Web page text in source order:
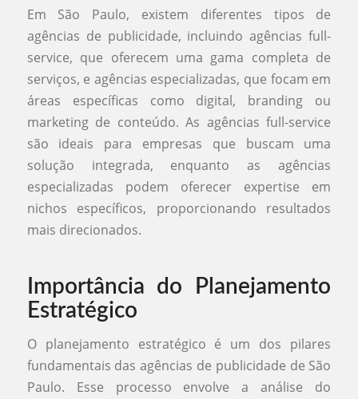
Em São Paulo, existem diferentes tipos de
agências de publicidade, incluindo agências full-
service, que oferecem uma gama completa de
serviços, e agências especializadas, que focam em
áreas específicas como digital, branding ou
marketing de conteúdo. As agências full-service
são ideais para empresas que buscam uma
solução integrada, enquanto as agências
especializadas podem oferecer expertise em
nichos específicos, proporcionando resultados
mais direcionados.
Importância do Planejamento
Estratégico
O planejamento estratégico é um dos pilares
fundamentais das agências de publicidade de São
Paulo. Esse processo envolve a análise do